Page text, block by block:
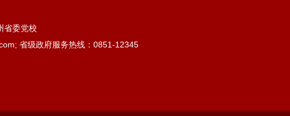
省委党校
省级政府服务热线：0851-12345